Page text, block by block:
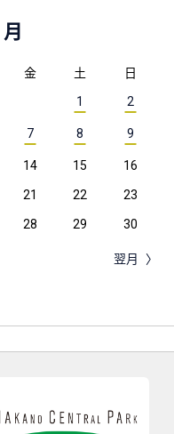
月
金 土 日
1 2
7 8 9
14 15 16
21 22 23
28 29 30
翌月